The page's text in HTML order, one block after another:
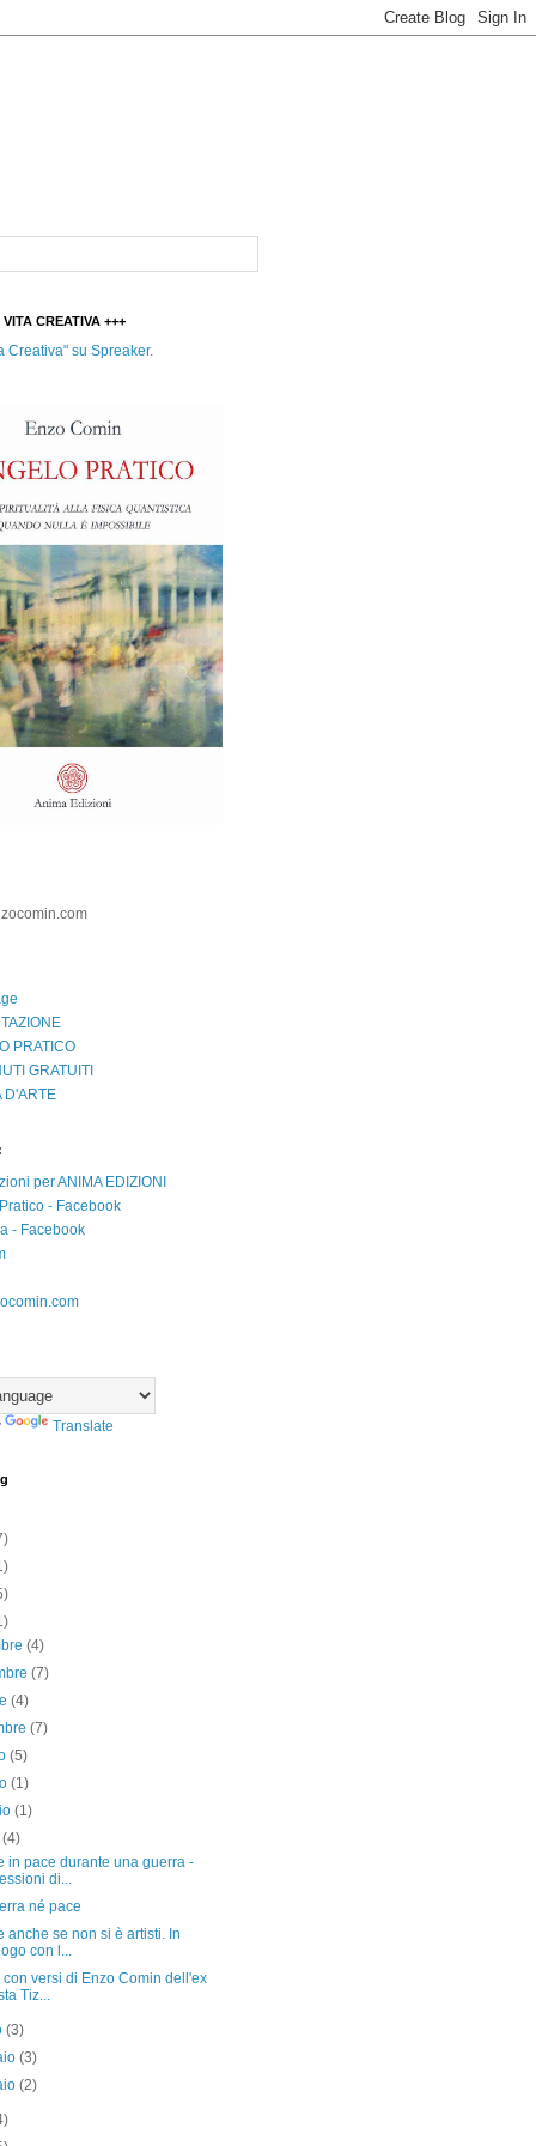
CREATIVA +++
Creativa" su Spreaker.
PRATICO
GRATUITI
D'ARTE
per ANIMA EDIZIONI
- Facebook
- Facebook
Translate
(4)
(7)
(4)
(7)
(5)
(1)
(1)
(4)
in pace durante una guerra -
di...
né pace
anche se non si è artisti. In
con l...
con versi di Enzo Comin dell'ex
Tiz...
(3)
(3)
(2)